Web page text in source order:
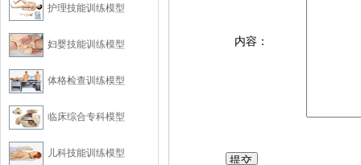
护理技能训练模型
妇婴技能训练模型
体格检查训练模型
临床综合专科模型
儿科技能训练模型
内容：